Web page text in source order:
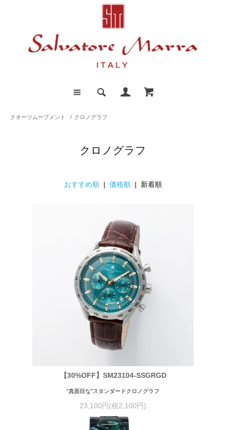
クオーツムーブメント / クロノグラフ
クロノグラフ
おすすめ順 | 価格順 | 新着順
【30%OFF】SM23104-SSGRGD
“真面目な”スタンダードクロノグラフ
23,100円(税2,100円)